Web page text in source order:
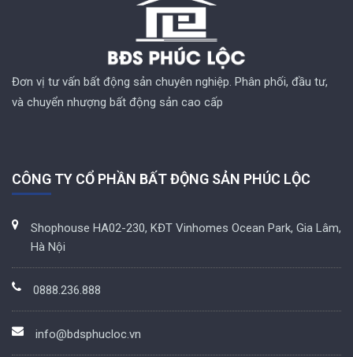
Đơn vị tư vấn bất động sản chuyên nghiệp. Phân phối, đầu tư,
và chuyển nhượng bất động sản cao cấp
CÔNG TY CỔ PHẦN BẤT ĐỘNG SẢN PHÚC LỘC
Shophouse HA02-230, KĐT Vinhomes Ocean Park, Gia Lâm,
Hà Nội
0888.236.888
info@bdsphucloc.vn